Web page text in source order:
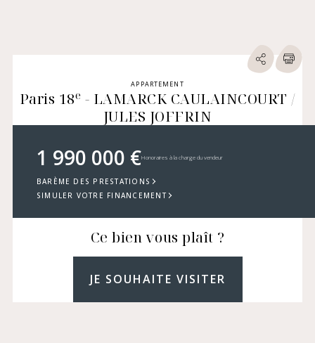
APPARTEMENT
Paris 18e - LAMARCK CAULAINCOURT /
JULES JOFFRIN
1 990 000 €Honoraires à la charge du vendeur
BARÈME DES PRESTATIONS
SIMULER VOTRE FINANCEMENT
Ce bien vous plaît ?
JE SOUHAITE VISITER